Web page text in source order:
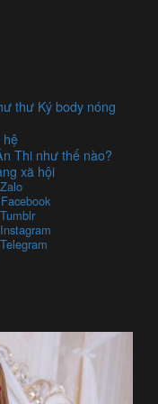
thư Ký body nóng
hệ
Thi như thế nào?
xã hội